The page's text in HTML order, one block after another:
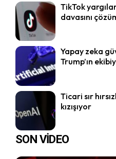
TikTok
davasını
Yapay zeka
Trump’ın
Ticari sır
kızışıyor
SON VİDEO